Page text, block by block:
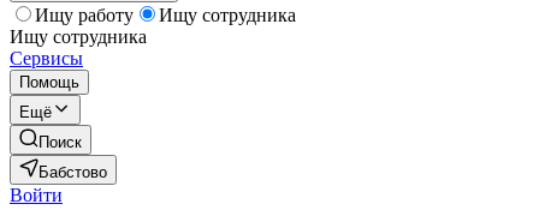
Ищу работу
Ищу сотрудника
Ищу сотрудника
Сервисы
Помощь
Ещё
Поиск
Бабстово
Войти